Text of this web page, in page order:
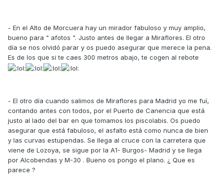
- En el Alto de Morcuera hay un mirador fabuloso y muy amplio,
bueno para " afotos ". Justo antes de llegar a Miraflores. El otro
día se nos olvidó parar y os puedo asegurar que merece la pena.
Es de los que si te caes 300 metros abajo, te cogen al rebote
- El otro día cuando salimos de Miraflores para Madrid yo me fuí,
contando antes con todos, por el Puerto de Canencia que está
justo al lado del bar en que tomamos los piscolabis. Os puedo
asegurar que está fabuloso, el asfalto está como nunca de bien
y las curvas estupendas. Se llega al cruce con la carretera que
viene de Lozoya, se sigue por la A1- Burgos- Madrid y se llega
por Alcobendas y M-30 . Bueno os pongo el plano. ¿ Que es
parece ?